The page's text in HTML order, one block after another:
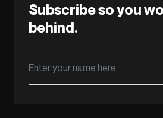
Subscribe so you
behind.